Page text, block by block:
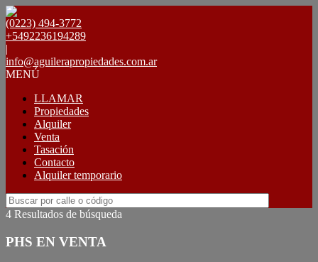
(0223) 494-3772
+5492236194289
|
info@aguilerapropiedades.com.ar
MENÚ
LLAMAR
Propiedades
Alquiler
Venta
Tasación
Contacto
Alquiler temporario
4 Resultados de búsqueda
PHS EN VENTA